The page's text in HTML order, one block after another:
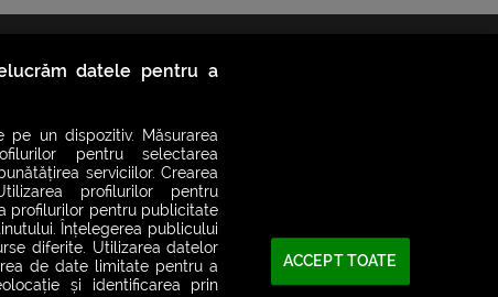
2026© SMART RADIO. Toate drepturile rezervate
datele pentru a
un dispozitiv. Măsurarea
pentru selectarea
serviciilor. Crearea
profilurilor pentru
profilurilor pentru publicitate
Înțelegerea publicului
diferite. Utilizarea datelor
de date limitate pentru a
și identificarea prin
ACCEPT TOATE